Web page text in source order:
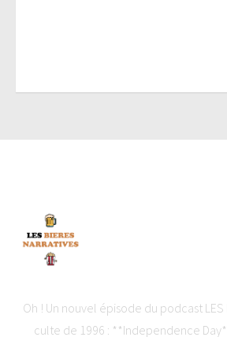
Oh ! Un nouvel épisode du podcast
culte de 1996 : **Independence